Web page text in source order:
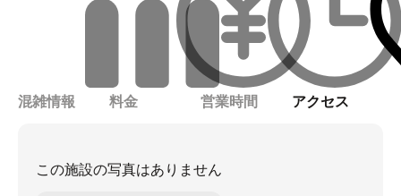
混雑情報 料金 営業時間 アクセス
この施設の写真はありません